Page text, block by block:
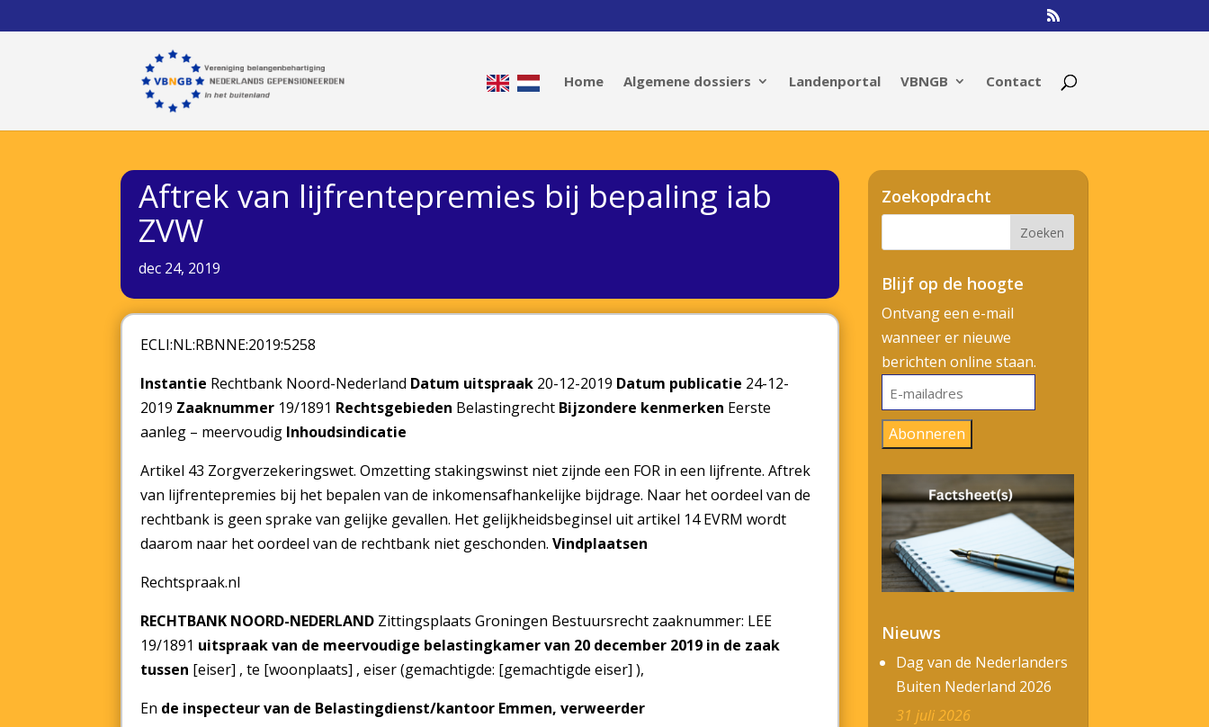
Home Algemene dossiers Landenportal VBNGB Contact
Aftrek van lijfrentepremies bij bepaling iab
ZVW
dec 24, 2019
ECLI:NL:RBNNE:2019:5258
Instantie Rechtbank Noord-Nederland Datum uitspraak 20-12-2019 Datum publicatie 24-12-
2019 Zaaknummer 19/1891 Rechtsgebieden Belastingrecht Bijzondere kenmerken Eerste
aanleg – meervoudig Inhoudsindicatie
Artikel 43 Zorgverzekeringswet. Omzetting stakingswinst niet zijnde een FOR in een lijfrente. Aftrek
van lijfrentepremies bij het bepalen van de inkomensafhankelijke bijdrage. Naar het oordeel van de
rechtbank is geen sprake van gelijke gevallen. Het gelijkheidsbeginsel uit artikel 14 EVRM wordt
daarom naar het oordeel van de rechtbank niet geschonden.Vindplaatsen
Rechtspraak.nl
RECHTBANK NOORD-NEDERLAND Zittingsplaats Groningen Bestuursrecht zaaknummer: LEE
19/1891 uitspraak van de meervoudige belastingkamer van 20 december 2019 in de zaak
tussen [eiser] , te [woonplaats] , eiser (gemachtigde: [gemachtigde eiser] ),
En de inspecteur van de Belastingdienst/kantoor Emmen, verweerder
Zoekopdracht
Blijf op de hoogte
Ontvang een e-mail
wanneer er nieuwe
berichten online staan.
E-
mailadres
Abonneren
Nieuws
Dag van de Nederlanders
Buiten Nederland 2026
31 juli 2026